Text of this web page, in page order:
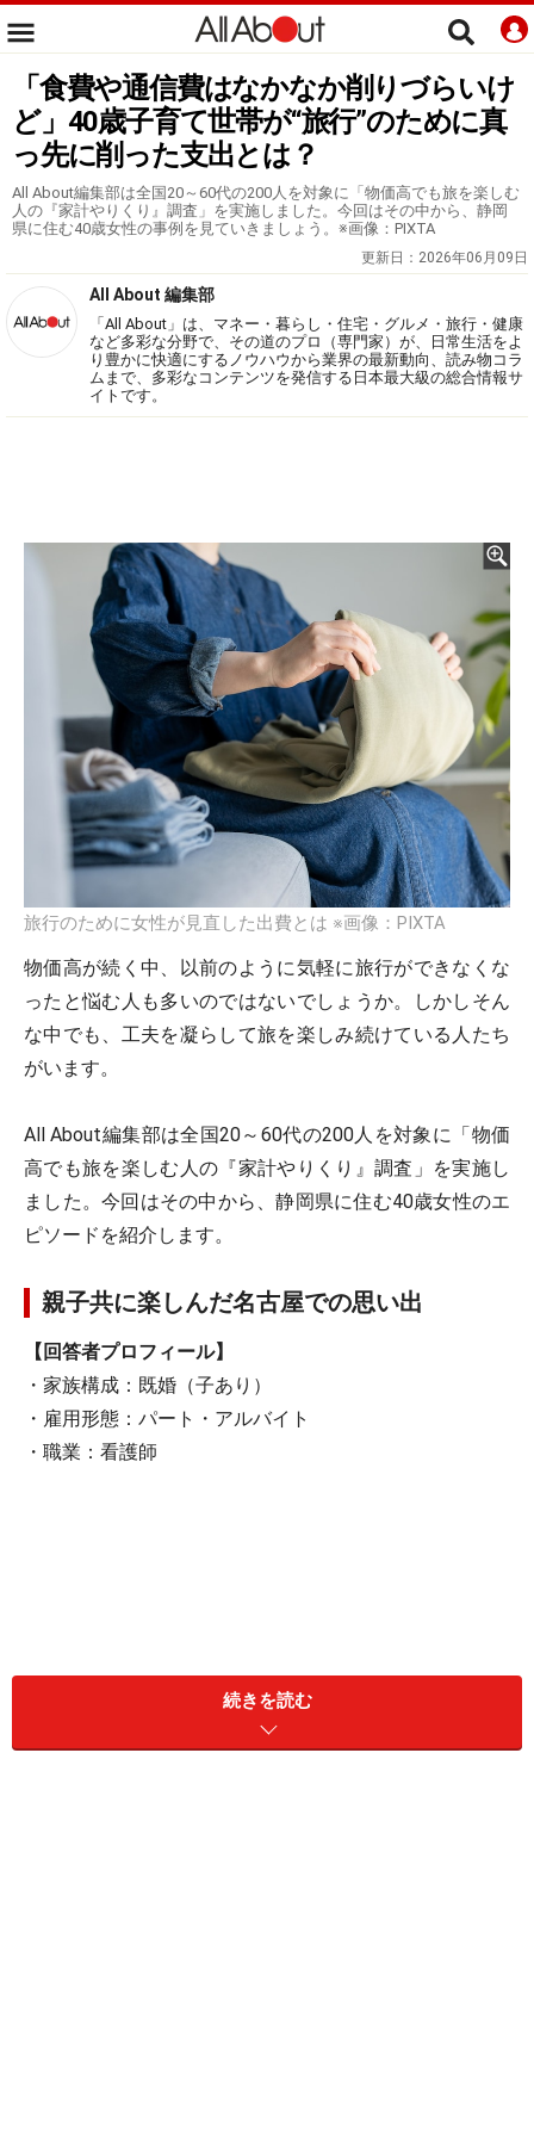
「食費や通信費はなかなか削りづらいけ
ど」40歳子育て世帯が“旅行”のために真
っ先に削った支出とは？
All About編集部は全国20～60代の200人を対象に「物価高でも旅を楽しむ
人の『家計やりくり』調査」を実施しました。今回はその中から、静岡
県に住む40歳女性の事例を見ていきましょう。※画像：PIXTA
更新日： 2026年06月09日
All About 編集部
「All About」は、マネー・暮らし・住宅・グルメ・旅行・健康
など多彩な分野で、その道のプロ（専門家）が、日常生活をよ
り豊かに快適にするノウハウから業界の最新動向、読み物コラ
ムまで、多彩なコンテンツを発信する日本最大級の総合情報サ
イトです。
旅行のために女性が見直した出費とは ※画像：PIXTA
物価高が続く中、以前のように気軽に旅行ができなくな
ったと悩む人も多いのではないでしょうか。しかしそん
な中でも、工夫を凝らして旅を楽しみ続けている人たち
がいます。
All About編集部は全国20～60代の200人を対象に「物価
高でも旅を楽しむ人の『家計やりくり』調査」を実施し
ました。今回はその中から、静岡県に住む40歳女性のエ
ピソードを紹介します。
親子共に楽しんだ名古屋での思い出
【回答者プロフィール】
・家族構成：既婚（子あり）
・雇用形態：パート・アルバイト
・職業：看護師
続きを読む